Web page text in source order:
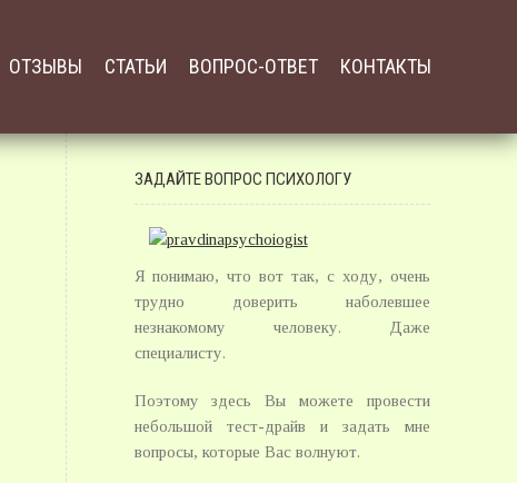
ОТЗЫВЫ СТАТЬИ ВОПРОС-ОТВЕТ КОНТАКТЫ
ЗАДАЙТЕ ВОПРОС ПСИХОЛОГУ
Я понимаю, что вот так, с ходу, очень
трудно доверить наболевшее
незнакомому человеку. Даже
специалисту.
Поэтому здесь Вы можете провести
небольшой тест-драйв и задать мне
вопросы, которые Вас волнуют.